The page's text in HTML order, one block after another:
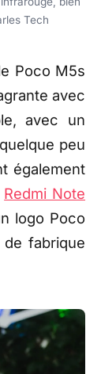
Tech
Poco M5s
avec
avec un
peu
également
Redmi Note
logo Poco
fabrique